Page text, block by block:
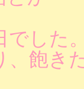
でした
、飽き